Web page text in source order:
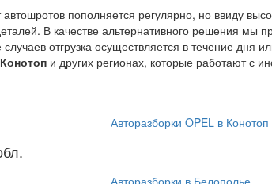
пополняется регулярно, но ввиду
В качестве альтернативного решения мы
отгрузка осуществляется в течение
и других регионах, которые работают с
Авторазборки OPEL в Конотоп